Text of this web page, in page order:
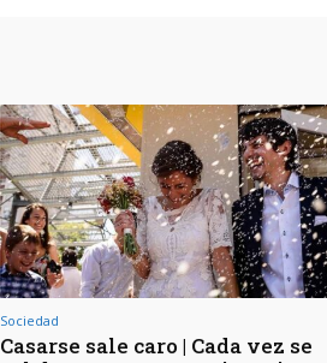
Sociedad
Casarse sale caro | Cada vez se